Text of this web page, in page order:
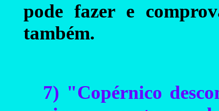
pode fazer e
também.
7) "Copérnico